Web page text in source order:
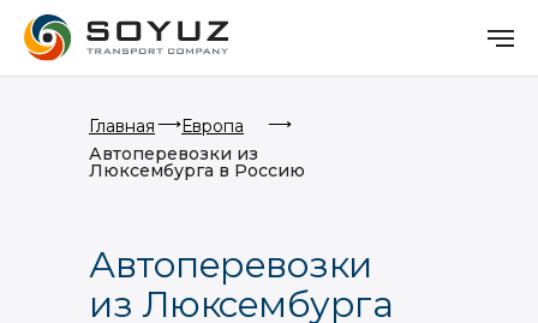
Главная⟶Европа
⟶
Автоперевозки из
Люксембурга в Россию
Автоперевозки
из Люксембурга